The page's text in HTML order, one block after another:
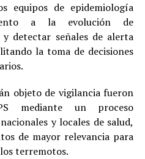
equipos de epidemiología
a la evolución de
detectar señales de alerta
la toma de decisiones
objeto de vigilancia fueron
mediante un proceso
y locales de salud,
de mayor relevancia para
terremotos.